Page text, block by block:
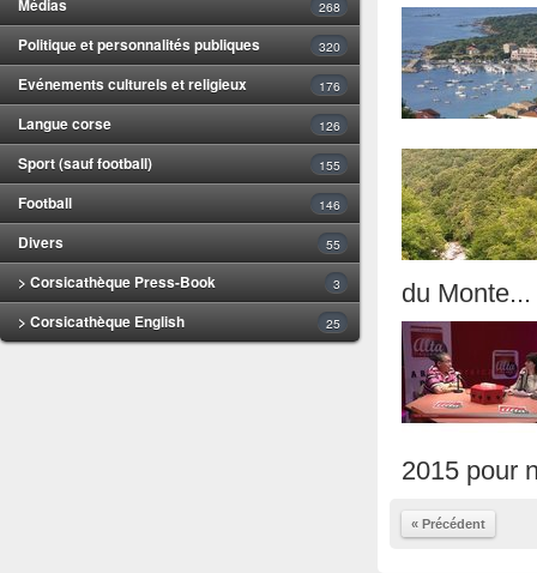
Médias 268
Politique et personnalités publiques 320
Evénements culturels et religieux 176
Langue corse 126
Sport (sauf football) 155
Football 146
Divers 55
> Corsicathèque Press-Book 3
> Corsicathèque English 25
du Monte...
2015 pour
« Précédent